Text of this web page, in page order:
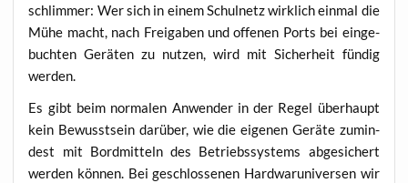
schlim­mer: Wer sich in einem Schul­netz wirk­lich ein­mal die
Mühe macht, nach Frei­ga­ben und offe­nen Ports bei ein­ge­
buch­ten Gerä­ten zu nut­zen, wird mit Sicher­heit fün­dig
werden.
Es gibt beim nor­ma­len Anwen­der in der Regel über­haupt
kein Bewusst­sein dar­über, wie die eige­nen Gerä­te zumin­
dest mit Bord­mit­teln des Betriebs­sys­tems abge­si­chert
wer­den kön­nen. Bei geschlos­se­nen Hard­war­uni­ver­sen wir